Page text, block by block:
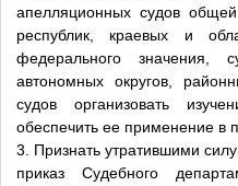
апелляционных судов
республик, краевых и
федерального значения,
автономных округов,
судов организовать
обеспечить ее применение в
3. Признать утратившими
приказ Судебного